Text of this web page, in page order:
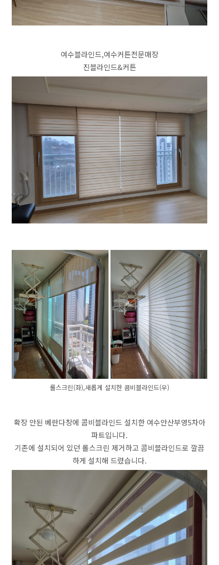
여수블라인드,여수커튼전문매장
진블라인드&커튼
롤스크린(좌),새롭게 설치한 콤비블라인드(우)
확장 안된 베란다창에 콤비블라인드 설치한 여수안산부영5차아
파트입니다.
기존에 설치되어 있던 롤스크린 제거하고 콤비블라인드로 깔끔
하게 설치해 드렸습니다.